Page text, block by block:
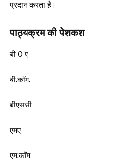
प्रदान करता है।
पाठ्यक्रम की पेशकश
बी 0 ए
बी.कॉम.
बीएससी
एमए
एम.कॉम